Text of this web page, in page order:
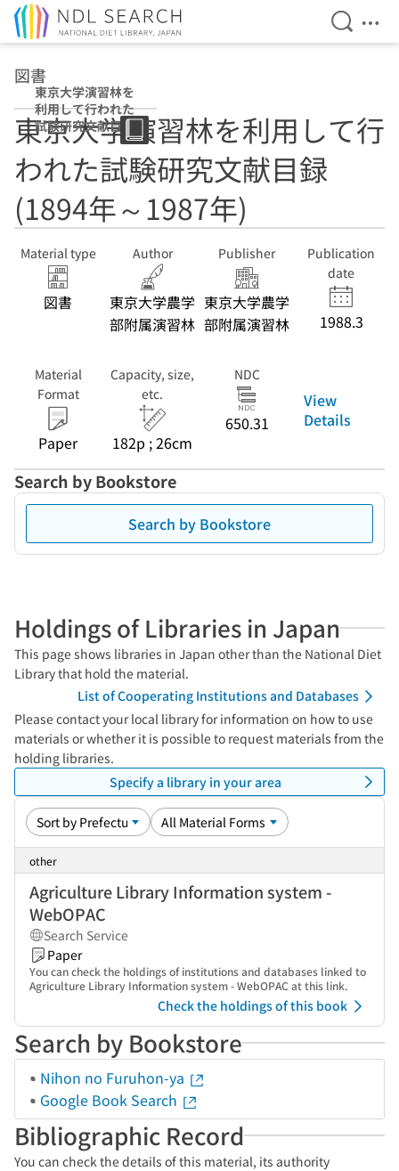
Open
図書
東京大学演習林を
利用して行われた
試験研究文献目録
(1894年～1987
年)
東京大学演習林を利用して行
われた試験研究文献目録
(1894年～1987年)
Material type
図書
Author
東京大学農学
部附属演習林
Publisher
東京大学農学
部附属演習林
Publication
date
1988.3
Material
Format
Paper
Capacity, size,
etc.
182p ; 26cm
NDC
650.31
View
Details
Search by Bookstore
Search by Bookstore
Holdings of Libraries in Japan
This page shows libraries in Japan other than the National Diet
Library that hold the material.
List of Cooperating Institutions and Databases
Please contact your local library for information on how to use
materials or whether it is possible to request materials from the
holding libraries.
Specify a library in your area
other
Agriculture Library Information system -
WebOPAC
Search Service
Paper
You can check the holdings of institutions and databases linked to
Agriculture Library Information system - WebOPAC at this link.
Check the holdings of this book
Search by Bookstore
Nihon no Furuhon-ya
Google Book Search
Bibliographic Record
You can check the details of this material, its authority